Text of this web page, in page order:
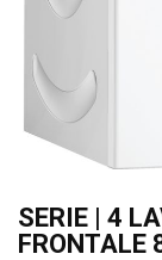
SERIE | 4
FRONTALE